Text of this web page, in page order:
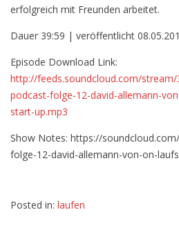
erfolgreich mit Freunden arbeitet.
Dauer 39:59 | veröffentlicht
Episode Download Link:
http://feeds.soundcloud.com/stream/
podcast-folge-12-david-allemann-
start-up.mp3
Show Notes: https://
folge-12-david-allemann-von-on-
Posted in: laufen